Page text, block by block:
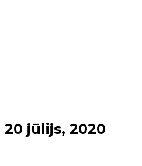
20 jūlijs, 2020